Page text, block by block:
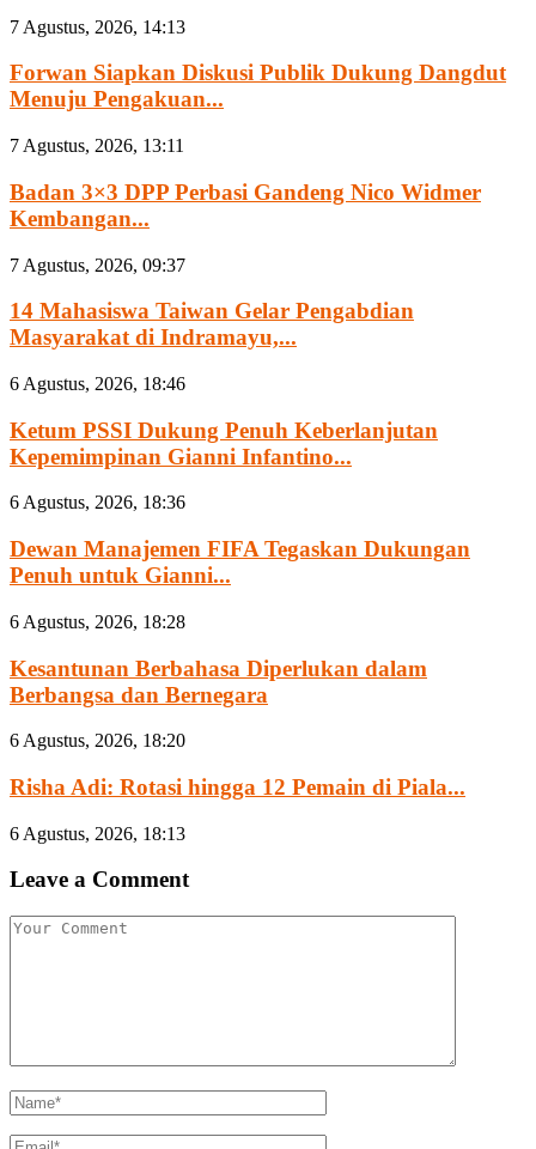
7 Agustus, 2026, 14:13
Forwan Siapkan Diskusi Publik Dukung Dangdut
Menuju Pengakuan...
7 Agustus, 2026, 13:11
Badan 3×3 DPP Perbasi Gandeng Nico Widmer
Kembangan...
7 Agustus, 2026, 09:37
14 Mahasiswa Taiwan Gelar Pengabdian
Masyarakat di Indramayu,...
6 Agustus, 2026, 18:46
Ketum PSSI Dukung Penuh Keberlanjutan
Kepemimpinan Gianni Infantino...
6 Agustus, 2026, 18:36
Dewan Manajemen FIFA Tegaskan Dukungan
Penuh untuk Gianni...
6 Agustus, 2026, 18:28
Kesantunan Berbahasa Diperlukan dalam
Berbangsa dan Bernegara
6 Agustus, 2026, 18:20
Risha Adi: Rotasi hingga 12 Pemain di Piala...
6 Agustus, 2026, 18:13
Leave a Comment